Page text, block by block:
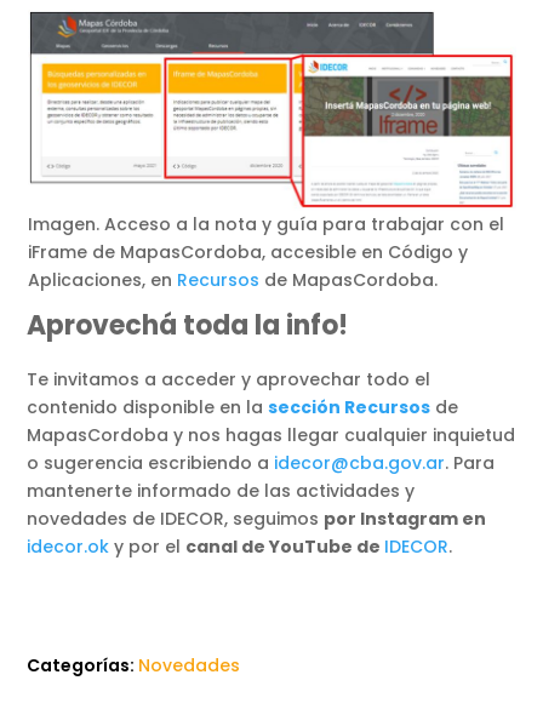
Imagen. Acceso a la nota y guía para trabajar con el
iFrame de MapasCordoba, accesible en Código y
Aplicaciones, en Recursos de MapasCordoba.
Aprovechá toda la info!
Te invitamos a acceder y aprovechar todo el
contenido disponible en lasección Recursos de
MapasCordoba y nos hagas llegar cualquier inquietud
o sugerencia escribiendo a idecor@cba.gov.ar. Para
mantenerte informado de las actividades y
novedades de IDECOR, seguimos por Instagram en
idecor.ok y por el canal de YouTube de IDECOR.
Categorías: Novedades